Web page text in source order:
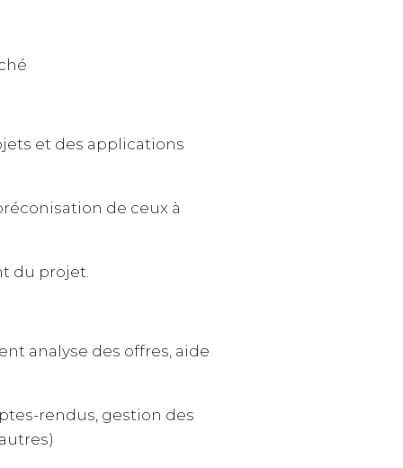
et des applications
de ceux à
du projet.
analyse des offres, aide
rendus, gestion des